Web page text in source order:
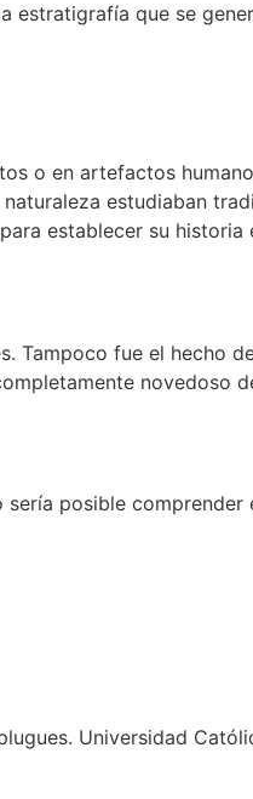
estratigrafía que se
o en artefactos
estudiaban
establecer su historia
Tampoco fue el hecho
novedoso
posible comprender
Universidad